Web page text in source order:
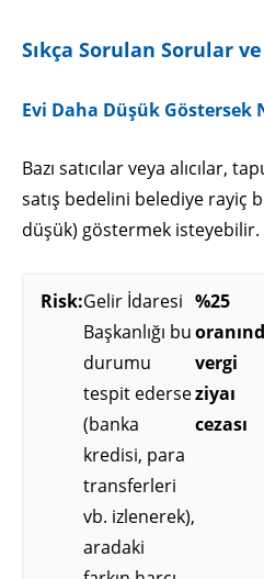
Sıkça Sorulan Sorular
Evi Daha Düşük Göstersek
Bazı satıcılar veya alıcılar,
satış bedelini belediye rayiç
düşük) göstermek isteyebilir.
Risk:Gelir İdaresi
Başkanlığı bu
durumu
tespit ederse
(banka
kredisi, para
transferleri
vb. izlenerek),
aradaki
%25
vergi
ziyaı
cezası